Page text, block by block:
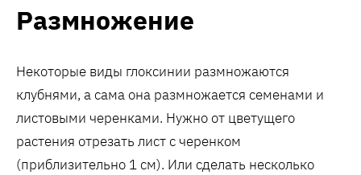
Размножение
Некоторые виды глоксинии размножаются
клубнями, а сама она размножается семенами и
листовыми черенками. Нужно от цветущего
растения отрезать лист с черенком
(приблизительно 1 см). Или сделать несколько